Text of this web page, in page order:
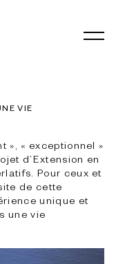
VIE
», « exceptionnel »
d’Extension en
Pour ceux et
de cette
unique et
une vie